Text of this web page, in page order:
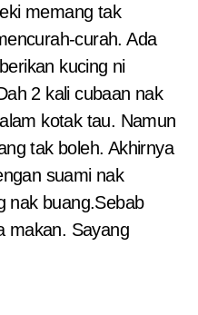
memang tak
curah. Ada
kucing ni
2 kali cubaan nak
kotak tau. Namun
tak boleh. Akhirnya
suami nak
nak buang.Sebab
makan. Sayang